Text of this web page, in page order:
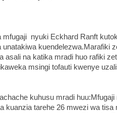
mfugaji nyuki Eckhard Ranft
kuendelezwa.Marafiki
asali na katika mradi huo rafiki
msingi tofauti kwenye
kuhusu mradi
kuanzia tarehe 26 mwezi wa tisa